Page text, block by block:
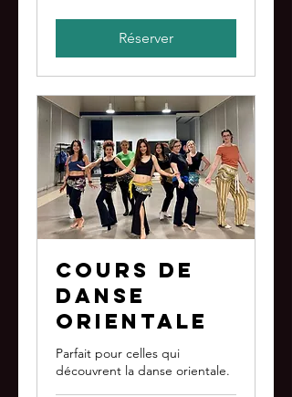
Réserver
Cours de
danse
orientale
Parfait pour celles qui
découvrent la danse orientale.